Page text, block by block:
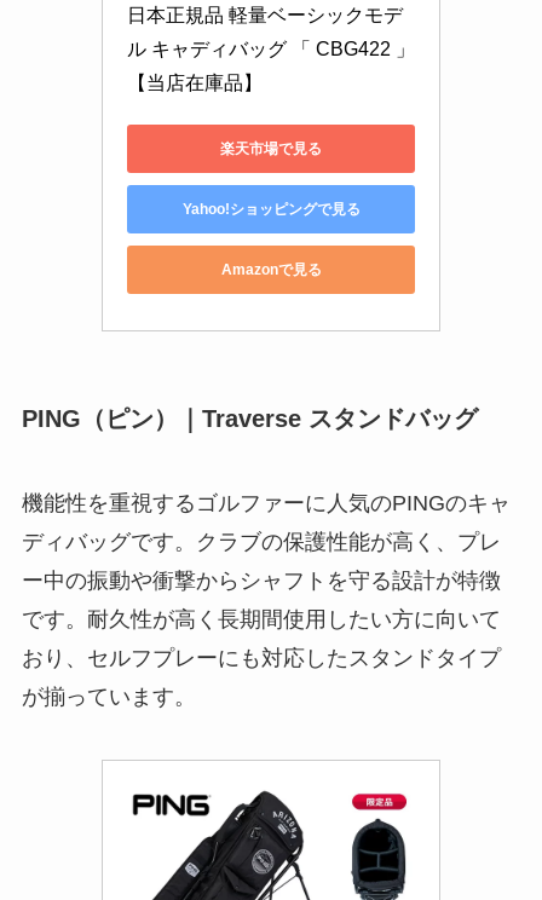
日本正規品 軽量ベーシックモデ
ル キャディバッグ 「 CBG422 」
【当店在庫品】
楽天市場で見る
Yahoo!ショッピングで見る
Amazonで見る
PING（ピン）｜Traverse スタンドバッグ
機能性を重視するゴルファーに人気のPINGのキャ
ディバッグです。クラブの保護性能が高く、プレ
ー中の振動や衝撃からシャフトを守る設計が特徴
です。耐久性が高く長期間使用したい方に向いて
おり、セルフプレーにも対応したスタンドタイプ
が揃っています。